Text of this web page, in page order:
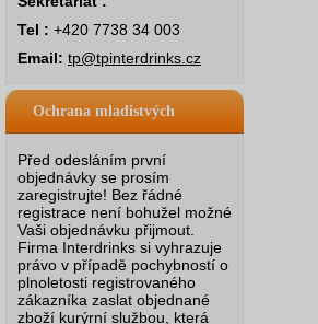
Tel : +420 7738 34 003
Email: tp@tpinterdrinks.cz
Ochrana mladistvých
Před odesláním první
objednávky se prosím
zaregistrujte! Bez řádné
registrace není bohužel možné
Vaši objednávku přijmout.
Firma Interdrinks si vyhrazuje
právo v případě pochybností o
plnoletosti registrovaného
zákazníka zaslat objednané
zboží kurýrní službou, která